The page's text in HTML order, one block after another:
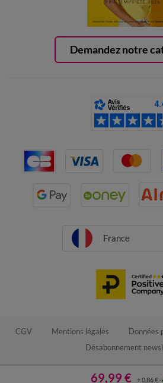
69,99 € + 0,86 €
Demandez notre
France
CGV Mentions légales Données
Désabonnement